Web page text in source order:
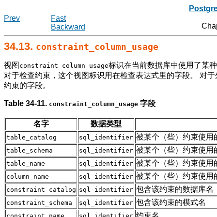
Prev
Fast
Backward
34.13. constraint_column_usage
视图 constraint_column_usage标识在当前数据库中使用了某
对于检查约束，这个视图标识用在检查表达式里的字段。 对
约束的字段。
Table 34-11. constraint_column_usage 字段
名字 数据类型
table_catalog sql_identifier 被某个（些）约束使用
table_schema sql_identifier 被某个（些）约束使用
table_name sql_identifier 被某个（些）约束使用
column_name sql_identifier 被某个（些）约束使用
constraint_catalog sql_identifier 包含该约束的数据库名
constraint_schema sql_identifier 包含该约束的模式名
约束名